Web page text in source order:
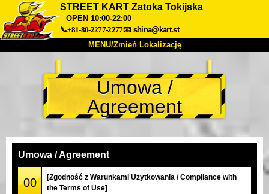
STREET KART Zatoka Tokijska
OPEN 10:00-22:00
📞+81-80-2277-2277📧 shina@kart.st
MENU/Zmień Lokalizację
O nas Specyfikacja Cena
Dojazd Opinie FAQ
Firma Rezerwacja
Zmień Lokalizację
Tokyo Shinagawa
Tokyo Akihabara#2 Tokyo Shibuya
Umowa /
Agreement
Umowa / Agreement
00
[Zgodność z Warunkami Użytkowania / Compliance with
the Terms of Use]